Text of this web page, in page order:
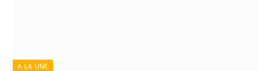
A LA UNE